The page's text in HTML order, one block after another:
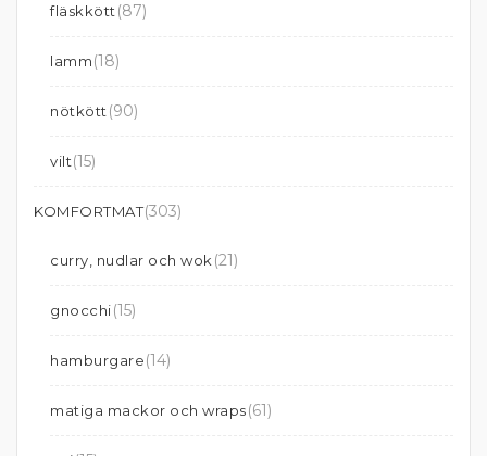
fläskkött (87)
lamm(18)
nötkött (90)
vilt(15)
KOMFORTMAT(303)
curry, nudlar och wok (21)
gnocchi(15)
hamburgare(14)
matiga mackor och wraps(61)